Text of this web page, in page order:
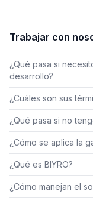
Trabajar con
¿Qué pasa si
desarrollo?
¿Cuáles son sus
¿Qué pasa si no
¿Cómo se aplica la
¿Qué es BIYRO?
¿Cómo manejan el